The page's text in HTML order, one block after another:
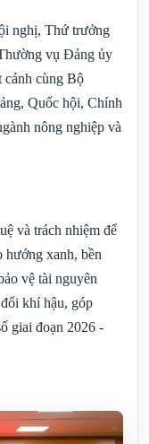
nghị, Thứ trưởng
vụ Đảng ủy
cánh cùng Bộ
Quốc hội, Chính
nông nghiệp và
và trách nhiệm để
hướng xanh, bền
vệ tài nguyên
khí hậu, góp
giai đoạn 2026 -